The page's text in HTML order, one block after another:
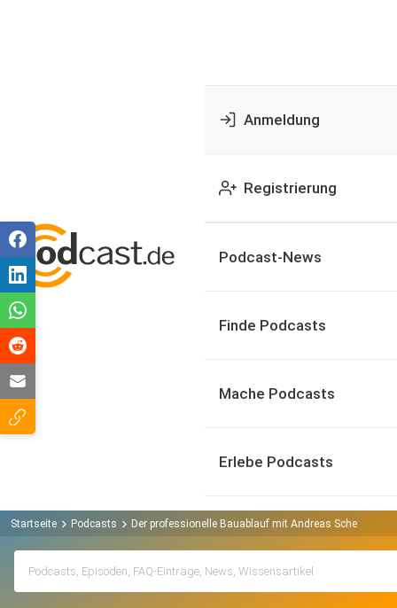
Anmeldung
Registrierung
Podcast-News
Finde Podcasts
Mache Podcasts
Erlebe Podcasts
Startseite Podcasts Der professionelle Bauablauf mit Andreas Scheibe